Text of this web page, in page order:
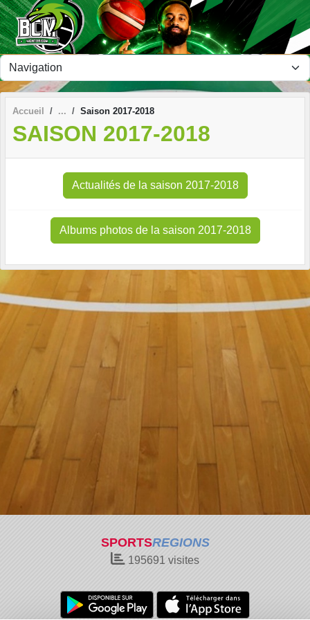
Accueil Saison 2017-2018
SAISON 2017-2018
Actualités de la saison 2017-2018
Albums photos de la saison 2017-2018
SPORTSREGIONS
195691 visites
Panneau de gestion des cookies